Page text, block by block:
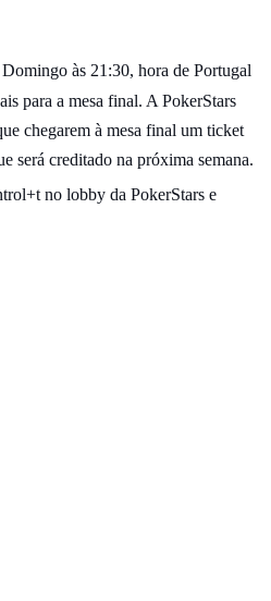
às 21:30, hora de Portugal
para a mesa final. A PokerStars
chegarem à mesa final um ticket
será creditado na próxima semana.
no lobby da PokerStars e